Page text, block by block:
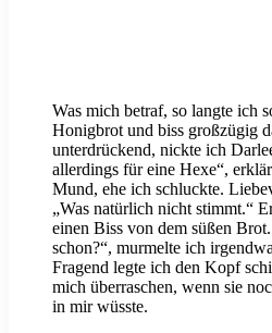
Was mich betraf, so langte ich
Honigbrot und biss großzügig
unterdrückend, nickte ich
allerdings für eine Hexe“,
Mund, ehe ich schluckte.
„Was natürlich nicht stimmt.“
einen Biss von dem süßen
schon?“, murmelte ich
Fragend legte ich den Kopf
mich überraschen, wenn sie
in mir wüsste.